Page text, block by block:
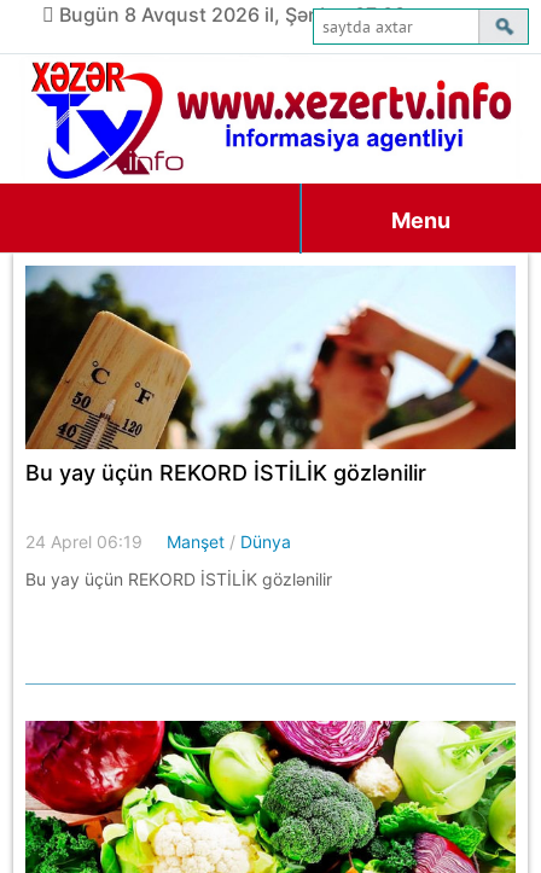
Bugün 8 Avqust 2026 il, Şənbə, 07:03
Menu
Bu yay üçün REKORD İSTİLİK gözlənilir
24 Aprel 06:19 Manşet / Dünya
Bu yay üçün REKORD İSTİLİK gözlənilir